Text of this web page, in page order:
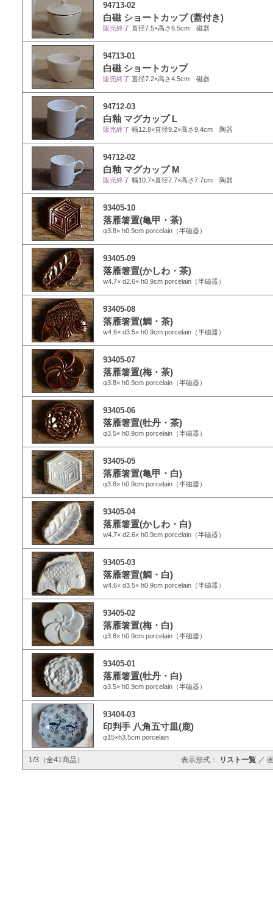
94713-02
白磁 ショートカップ (蓋付き)
販売終了 直径7.5×高さ6.5cm 磁器
94713-01
白磁 ショートカップ
販売終了 直径7.2×高さ4.5cm 磁器
94712-03
白釉 マグカップ L
販売終了 幅12.8×直径9.2×高さ9.4cm 陶器
94712-02
白釉 マグカップ M
販売終了 幅10.7×直径7.7×高さ7.7cm 陶器
93405-10
落雁箸置(亀甲・茶)
φ3.8× h0.9cm porcelain（半磁器）
93405-09
落雁箸置(かしわ・茶)
w4.7× d2.6× h0.9cm porcelain（半磁器）
93405-08
落雁箸置(鯛・茶)
w4.6× d3.5× h0.9cm porcelain（半磁器）
93405-07
落雁箸置(梅・茶)
φ3.8× h0.9cm porcelain（半磁器）
93405-06
落雁箸置(牡丹・茶)
φ3.5× h0.9cm porcelain（半磁器）
93405-05
落雁箸置(亀甲・白)
φ3.8× h0.9cm porcelain（半磁器）
93405-04
落雁箸置(かしわ・白)
w4.7× d2.6× h0.9cm porcelain（半磁器）
93405-03
落雁箸置(鯛・白)
w4.6× d3.5× h0.9cm porcelain（半磁器）
93405-02
落雁箸置(梅・白)
φ3.8× h0.9cm porcelain（半磁器）
93405-01
落雁箸置(牡丹・白)
φ3.5× h0.9cm porcelain（半磁器）
93404-03
印判手 八角五寸皿(鹿)
φ15×h3.5cm porcelain
1/3（全41商品） 表示形式： リスト一覧 ／